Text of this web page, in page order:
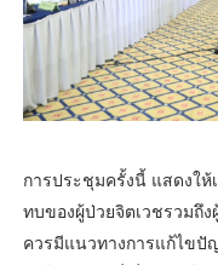
การประชุมครั้งนี้ แสดงใ
ทบของผู้ป่วยจิตเวชรวมถึง
ควรมีแนวทางการแก้ไขปั